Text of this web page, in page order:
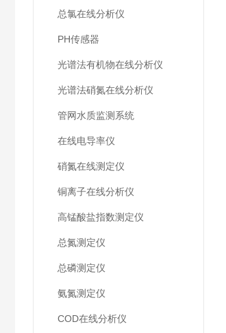
总氯在线分析仪
PH传感器
光谱法有机物在线分析仪
光谱法硝氮在线分析仪
管网水质监测系统
在线电导率仪
硝氮在线测定仪
铜离子在线分析仪
高锰酸盐指数测定仪
总氮测定仪
总磷测定仪
氨氮测定仪
COD在线分析仪